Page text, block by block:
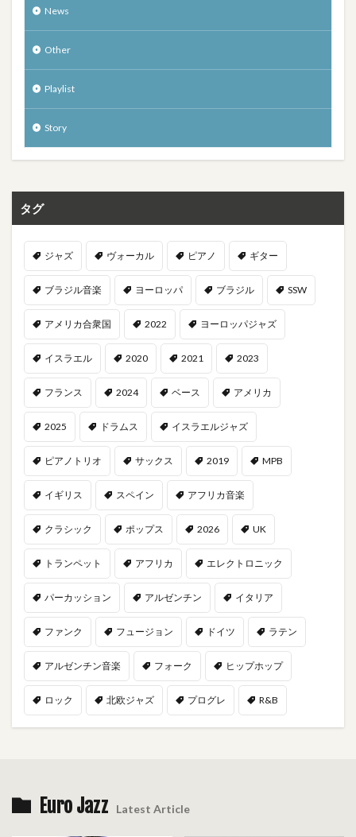
News
Other
Playlist
Story
タグ
ジャズ ヴォーカル ピアノ ギター
ブラジル音楽 ヨーロッパ ブラジル SSW
アメリカ合衆国 2022 ヨーロッパジャズ
イスラエル 2020 2021 2023
フランス 2024 ベース アメリカ
2025 ドラムス イスラエルジャズ
ピアノトリオ サックス 2019 MPB
イギリス スペイン アフリカ音楽
クラシック ポップス 2026 UK
トランペット アフリカ エレクトロニック
パーカッション アルゼンチン イタリア
ファンク フュージョン ドイツ ラテン
アルゼンチン音楽 フォーク ヒップホップ
ロック 北欧ジャズ プログレ R&B
Euro Jazz Latest Article